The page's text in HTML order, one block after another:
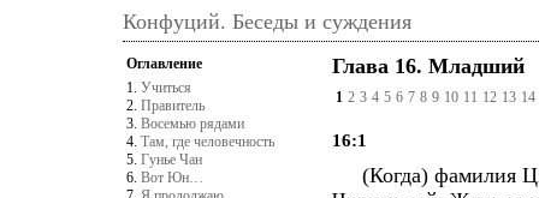
Конфуций. Беседы и суждения
Оглавление
1. Учиться
2. Правитель
3. Восемью рядами
4. Там, где человечность
5. Гунье Чан
6. Вот Юн…
Глава 16. Младший
1 2 3 4 5 6 7 8 9 10 11 12 13 14
16:1
(Когда) фамилия